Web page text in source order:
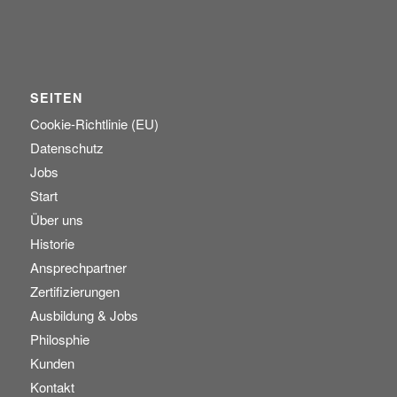
SEITEN
Cookie-Richtlinie (EU)
Datenschutz
Jobs
Start
Über uns
Historie
Ansprechpartner
Zertifizierungen
Ausbildung & Jobs
Philosphie
Kunden
Kontakt